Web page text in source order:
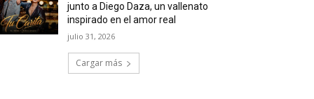
junto a Diego Daza, un vallenato
inspirado en el amor real
julio 31, 2026
Cargar más